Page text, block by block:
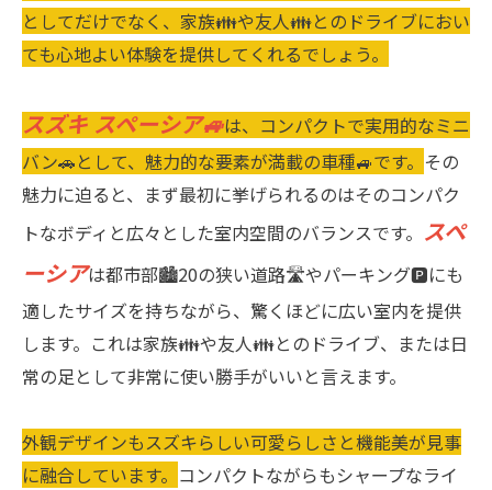
としてだけでなく、家族👪や友人👪とのドライブにおい
ても心地よい体験を提供してくれるでしょう。
スズキ スペーシア🚙は、コンパクトで実用的なミニ
バン🚗として、魅力的な要素が満載の車種🚙です。 その
魅力に迫ると、まず最初に挙げられるのはそのコンパク
トなボディと広々とした室内空間のバランスです。 スペ
ーシアは都市部🏙20の狭い道路🛣やパーキング🅿にも
適したサイズを持ちながら、驚くほどに広い室内を提供
します。これは家族👪や友人👪とのドライブ、または日
常の足として非常に使い勝手がいいと言えます。
外観デザインもスズキらしい可愛らしさと機能美が見事
に融合しています。 コンパクトながらもシャープなライ